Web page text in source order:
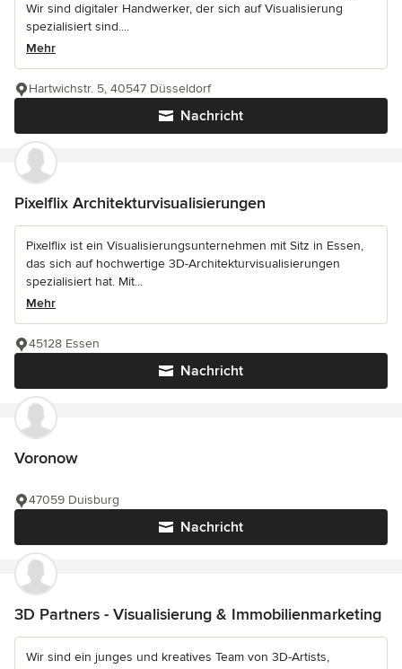
Wir sind digitaler Handwerker, der sich auf Visualisierung
spezialisiert sind....
Mehr
Nachricht
Hartwichstr. 5, 40547 Düsseldorf
Pixelflix Architekturvisualisierungen
Pixelflix ist ein Visualisierungsunternehmen mit Sitz in Essen,
das sich auf hochwertige 3D-Architekturvisualisierungen
spezialisiert hat. Mit...
Mehr
Nachricht
45128 Essen
Voronow
Nachricht
47059 Duisburg
3D Partners - Visualisierung & Immobilienmarketing
Wir sind ein junges und kreatives Team von 3D-Artists,